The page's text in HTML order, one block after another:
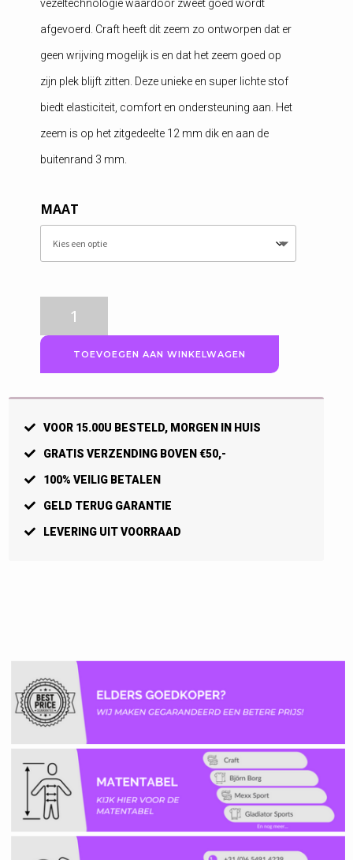
vezeltechnologie waardoor zweet goed wordt
afgevoerd. Craft heeft dit zeem zo ontworpen dat er
geen wrijving mogelijk is en dat het zeem goed op
zijn plek blijft zitten. Deze unieke en super lichte stof
biedt elasticiteit, comfort en ondersteuning aan. Het
zeem is op het zitgedeelte 12 mm dik en aan de
buitenrand 3 mm.
MAAT
fietsbroek
Heren,
Essence,
Zwart
aantal
TOEVOEGEN AAN WINKELWAGEN
VOOR 15.00U BESTELD, MORGEN IN HUIS
GRATIS VERZENDING BOVEN €50,-
100% VEILIG BETALEN
GELD TERUG GARANTIE
LEVERING UIT VOORRAAD